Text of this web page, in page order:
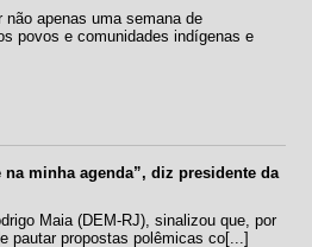
apenas uma semana de
povos e comunidades indígenas e
na minha agenda”, diz presidente da
Maia (DEM-RJ), sinalizou que, por
pautar propostas polêmicas co[...]